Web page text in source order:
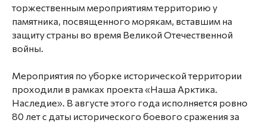
торжественным мероприятиям территорию у
памятника, посвященного морякам, вставшим на
защиту страны во время Великой Отечественной
войны.
Мероприятия по уборке исторической территории
проходили в рамках проекта «Наша Арктика.
Наследие». В августе этого года исполняется ровно
80 лет с даты исторического боевого сражения за